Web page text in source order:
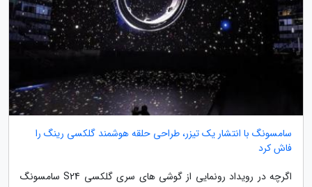
سامسونگ با انتشار یک تیزر، طراحی حلقه هوشمند گلکسی رینگ را
فاش کرد
اگرچه در رویداد رونمایی از گوشی های سری گلکسی S24 سامسونگ